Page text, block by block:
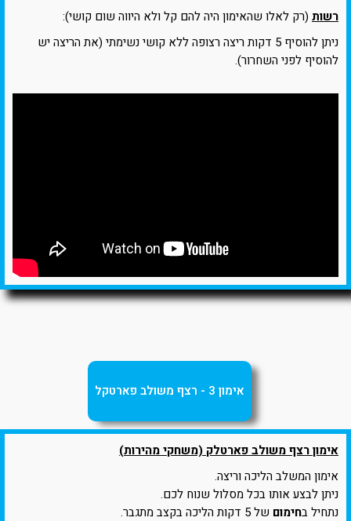
רשות (רק לאלו שהאימון היה להם קל ולא היווה שום קושי):
ניתן להוסיף 5 דקות ריצה רצופה ללא קושי נשימתי (את הריצה יש
להוסיף לפני השחרור).
אימון 3 - רצף משולב פארטקל
אימון רצף משולב פארטלק (משחקי מהירות)
אימון המשלב הליכה וריצה.
ניתן לבצע אותו בכל מסלול שנוח לכם.
נתחיל בחימום של 5 דקות הליכה בקצב מתגבר.